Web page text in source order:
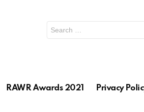
for:
RAWR Awards 2021 Privacy